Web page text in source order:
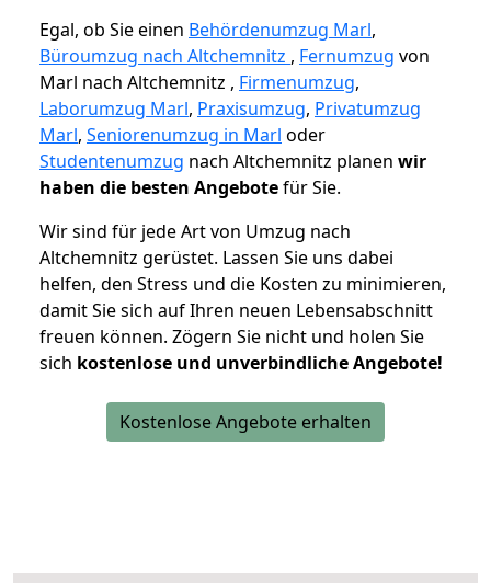
Egal, ob Sie einen Behördenumzug Marl,
Büroumzug nach Altchemnitz , Fernumzug von
Marl nach Altchemnitz , Firmenumzug,
Laborumzug Marl, Praxisumzug, Privatumzug
Marl, Seniorenumzug in Marl oder
Studentenumzug nach Altchemnitz planen wir
haben die besten Angebotefür Sie.
Wir sind für jede Art von Umzug nach
Altchemnitz gerüstet. Lassen Sie uns dabei
helfen, den Stress und die Kosten zu minimieren,
damit Sie sich auf Ihren neuen Lebensabschnitt
freuen können. Zögern Sie nicht und holen Sie
sich kostenlose und unverbindliche Angebote!
Kostenlose Angebote erhalten